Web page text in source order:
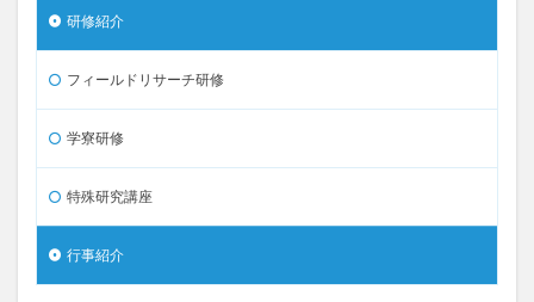
研修紹介
フィールドリサーチ研修
学寮研修
特殊研究講座
行事紹介